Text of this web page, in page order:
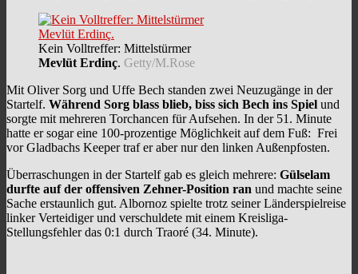
Kein Volltreffer: Mittelstürmer
Mevlüt Erdinç. Getty/M.Rose
Mit Oliver Sorg und Uffe Bech standen zwei Neuzugänge in der
Startelf. Während Sorg blass blieb, biss sich Bech ins Spiel und
sorgte mit mehreren Torchancen für Aufsehen. In der 51. Minute
hatte er sogar eine 100-prozentige Möglichkeit auf dem Fuß: Frei
vor Gladbachs Keeper traf er aber nur den linken Außenpfosten.
Überraschungen in der Startelf gab es gleich mehrere: Gülselam
durfte auf der offensiven Zehner-Position ran und machte seine
Sache erstaunlich gut. Albornoz spielte trotz seiner Länderspielreise
linker Verteidiger und verschuldete mit einem Kreisliga-
Stellungsfehler das 0:1 durch Traoré (34. Minute).